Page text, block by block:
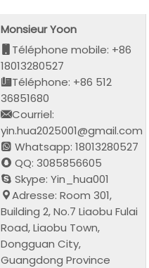
Monsieur Yoon
Téléphone mobile: +86
18013280527
Téléphone: +86 512
36851680
Courriel:
yin.hua2025001@gmail.com
Whatsapp: 18013280527
QQ: 3085856605
Skype: Yin_hua001
Adresse: Room 301,
Building 2, No.7 Liaobu Fulai
Road, Liaobu Town,
Dongguan City,
Guangdong Province